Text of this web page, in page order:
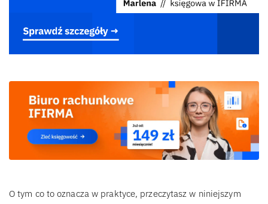
O tym co to oznacza w praktyce, przeczytasz w niniejszym